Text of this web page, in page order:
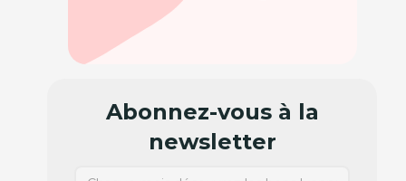
Abonnez-vous à la
newsletter